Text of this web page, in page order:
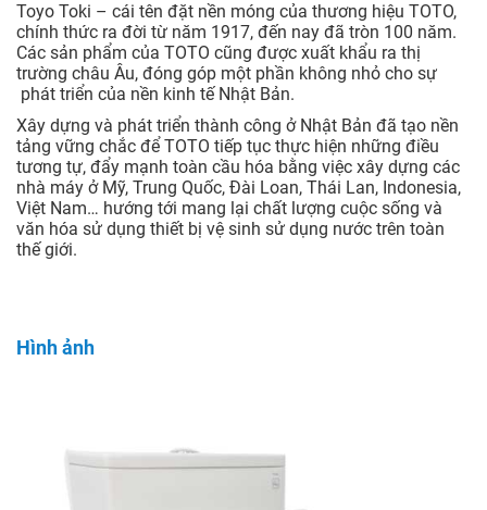
Toyo Toki – cái tên đặt nền móng của thương hiệu TOTO,
chính thức ra đời từ năm 1917, đến nay đã tròn 100 năm.
Các sản phẩm của TOTO cũng được xuất khẩu ra thị
trường châu Âu, đóng góp một phần không nhỏ cho sự
phát triển của nền kinh tế Nhật Bản.
Xây dựng và phát triển thành công ở Nhật Bản đã tạo nền
tảng vững chắc để TOTO tiếp tục thực hiện những điều
tương tự, đẩy mạnh toàn cầu hóa bằng việc xây dựng các
nhà máy ở Mỹ, Trung Quốc, Đài Loan, Thái Lan, Indonesia,
Việt Nam… hướng tới mang lại chất lượng cuộc sống và
văn hóa sử dụng thiết bị vệ sinh sử dụng nước trên toàn
thế giới.
Hình ảnh